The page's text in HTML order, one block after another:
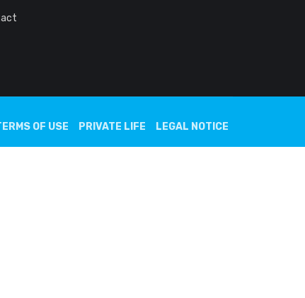
OF USE PRIVATE LIFE LEGAL NOTICE